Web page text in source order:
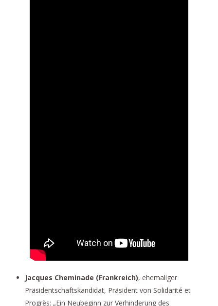
Jacques Cheminade (Frankreich), ehemaliger
Präsidentschaftskandidat, Präsident von Solidarité et
Progrès: „Ein Neubeginn zur Verhinderung des